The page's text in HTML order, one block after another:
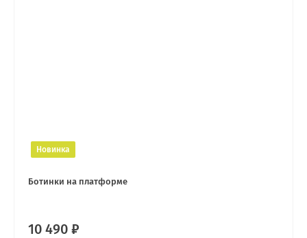
Новинка
Ботинки на платформе
10 490 ₽